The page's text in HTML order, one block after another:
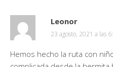
Leonor
23 agosto, 2021 a las
Hemos hecho la ruta con